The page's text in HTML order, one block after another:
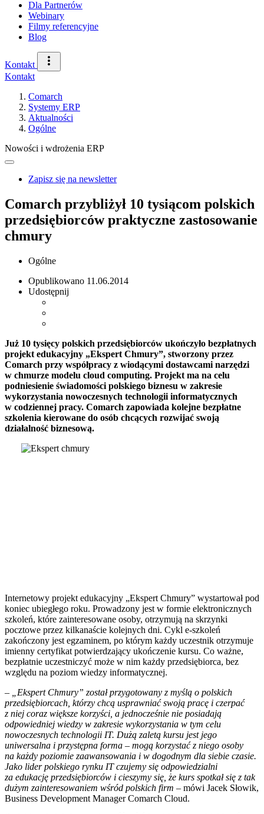
Dla Partnerów
Webinary
Filmy referencyjne
Blog
Kontakt
Kontakt
Comarch
Systemy ERP
Aktualności
Ogólne
Nowości i wdrożenia ERP
Zapisz się na newsletter
Comarch przybliżył 10 tysiącom polskich
przedsiębiorców praktyczne zastosowanie
chmury
Ogólne
Opublikowano 11.06.2014
Udostępnij
Już 10 tysięcy polskich przedsiębiorców ukończyło bezpłatnych
projekt edukacyjny „Ekspert Chmury”, stworzony przez
Comarch przy współpracy z wiodącymi dostawcami narzędzi
w chmurze modelu cloud computing. Projekt ma na celu
podniesienie świadomości polskiego biznesu w zakresie
wykorzystania nowoczesnych technologii informatycznych
w codziennej pracy. Comarch zapowiada kolejne bezpłatne
szkolenia kierowane do osób chcących rozwijać swoją
działalność biznesową.
Internetowy projekt edukacyjny „Ekspert Chmury” wystartował pod
koniec ubiegłego roku. Prowadzony jest w formie elektronicznych
szkoleń, które zainteresowane osoby, otrzymują na skrzynki
pocztowe przez kilkanaście kolejnych dni. Cykl e-szkoleń
zakończony jest egzaminem, po którym każdy uczestnik otrzymuje
imienny certyfikat potwierdzający ukończenie kursu. Co ważne,
bezpłatnie uczestniczyć może w nim każdy przedsiębiorca, bez
względu na poziom wiedzy informatycznej.
– „Ekspert Chmury” został przygotowany z myślą o polskich
przedsiębiorcach, którzy chcą usprawniać swoją pracę i czerpać
z niej coraz większe korzyści, a jednocześnie nie posiadają
odpowiedniej wiedzy w zakresie wykorzystania w tym celu
nowoczesnych technologii IT. Dużą zaletą kursu jest jego
uniwersalna i przystępna forma – mogą korzystać z niego osoby
na każdy poziomie zaawansowania i w dogodnym dla siebie czasie.
Jako lider polskiego rynku IT czujemy się odpowiedzialni
za edukację przedsiębiorców i cieszymy się, że kurs spotkał się z tak
dużym zainteresowaniem wśród polskich firm – mówi Jacek Słowik,
Business Development Manager Comarch Cloud.